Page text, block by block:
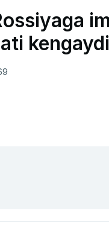
kengaydi